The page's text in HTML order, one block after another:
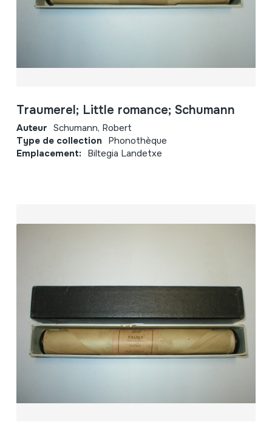
Traumerel; Little romance; Schumann
Auteur Schumann, Robert
Type de collection Phonothèque
Emplacement: Biltegia Landetxe